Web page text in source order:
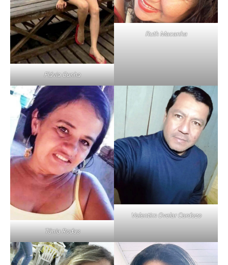
Flávia Cunha
Ruth Macanha
Tânia Rodas
Valentim Ovelar Cardozo